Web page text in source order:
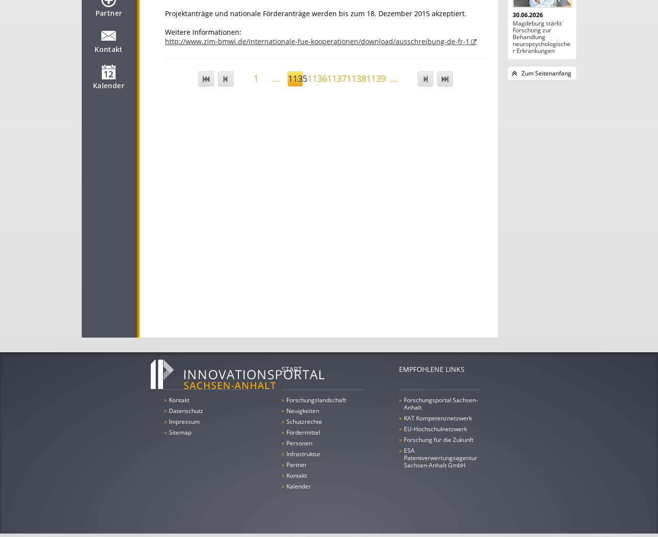
Partner
Kontakt
Kalender
Projektanträge und nationale Förderanträge werden bis zum 18. Dezember 2015 akzeptiert.
Weitere Informationen:
http://www.zim-bmwi.de/internationale-fue-kooperationen/download/ausschreibung-de-fr-1
1 ... 11351136113711381139 ...
30.06.2026
Magdeburg stärkt
Forschung zur
Behandlung
neuropsychologische
r Erkrankungen
Zum Seitenanfang
» Kontakt
» Datenschutz
» Impressum
» Sitemap
START
» Forschungs­landschaft
» Neuigkeiten
» Schutzrechte
» Fördermittel
» Personen
» Infrastruktur
» Partner
» Kontakt
» Kalender
EMPFOHLENE LINKS
» Forschungsportal Sachsen-
Anhalt
» KAT Kompetenznetzwerk
» EU-Hochschulnetzwerk
» Forschung für die Zukunft
» ESA
Patentverwertungsagentur
Sachsen-Anhalt GmbH